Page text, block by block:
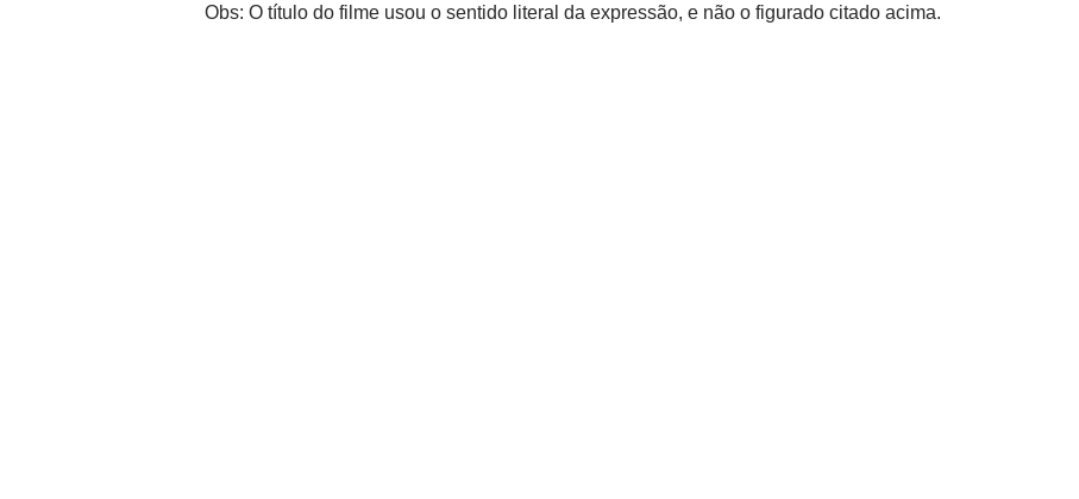
Obs: O título do filme usou o sentido literal da expressão, e não o figurado citado acima.